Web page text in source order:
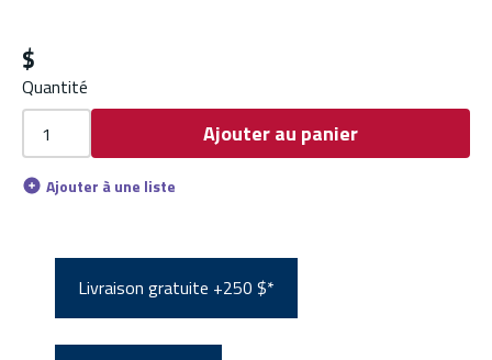
$
Quantité
Ajouter au panier
Ajouter à une liste
Livraison gratuite +250 $*